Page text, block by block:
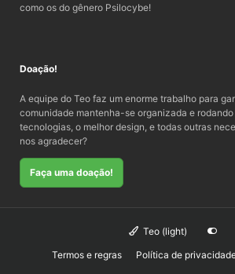
como os do gênero Psilocybe!
Doação!
A equipe do Teo faz um enorme trabalho para
comunidade mantenha-se organizada e
tecnologias, o melhor design, e todas outras
nos agradecer?
Faça uma doação!
Teo (light)
Termos e regras
Política de